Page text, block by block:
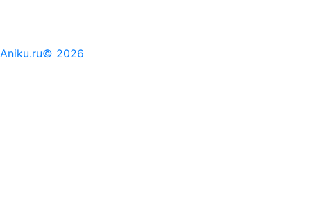
Aniku.ru© 2026